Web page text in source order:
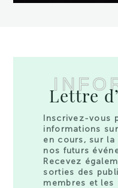
Lettre
Inscrivez-vous
informations
en cours, sur la
nos futurs
Recevez
sorties des
membres et les